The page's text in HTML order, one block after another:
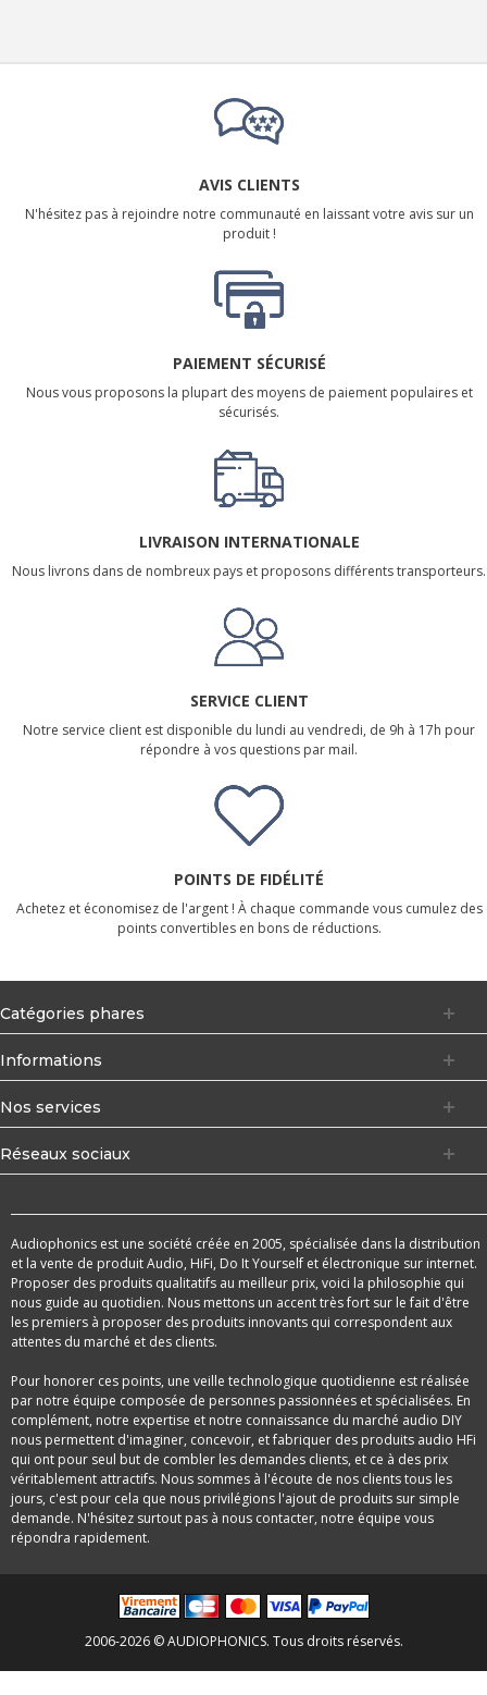
AVIS CLIENTS
N'hésitez pas à rejoindre notre communauté en laissant votre avis sur un
produit !
PAIEMENT SÉCURISÉ
Nous vous proposons la plupart des moyens de paiement populaires et
sécurisés.
LIVRAISON INTERNATIONALE
Nous livrons dans de nombreux pays et proposons différents transporteurs.
SERVICE CLIENT
Notre service client est disponible du lundi au vendredi, de 9h à 17h pour
répondre à vos questions par mail.
POINTS DE FIDÉLITÉ
Achetez et économisez de l'argent ! À chaque commande vous cumulez des
points convertibles en bons de réductions.
Catégories phares
Informations
Nos services
Réseaux sociaux
Audiophonics est une société créée en 2005, spécialisée dans la distribution
et la vente de produit Audio, HiFi, Do It Yourself et électronique sur internet.
Proposer des produits qualitatifs au meilleur prix, voici la philosophie qui
nous guide au quotidien. Nous mettons un accent très fort sur le fait d'être
les premiers à proposer des produits innovants qui correspondent aux
attentes du marché et des clients.
Pour honorer ces points, une veille technologique quotidienne est réalisée
par notre équipe composée de personnes passionnées et spécialisées. En
complément, notre expertise et notre connaissance du marché audio DIY
nous permettent d'imaginer, concevoir, et fabriquer des produits audio HFi
qui ont pour seul but de combler les demandes clients, et ce à des prix
véritablement attractifs. Nous sommes à l'écoute de nos clients tous les
jours, c'est pour cela que nous privilégions l'ajout de produits sur simple
demande. N'hésitez surtout pas à nous contacter, notre équipe vous
répondra rapidement.
2006-2026 © AUDIOPHONICS. Tous droits réservés.